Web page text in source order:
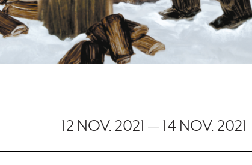
12 NOV. 2021 —14 NOV. 2021